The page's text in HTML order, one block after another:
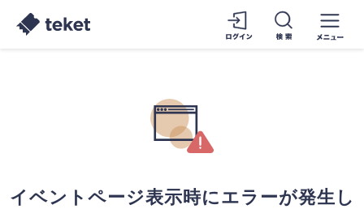
イベントページ表示時にエラーが発生し